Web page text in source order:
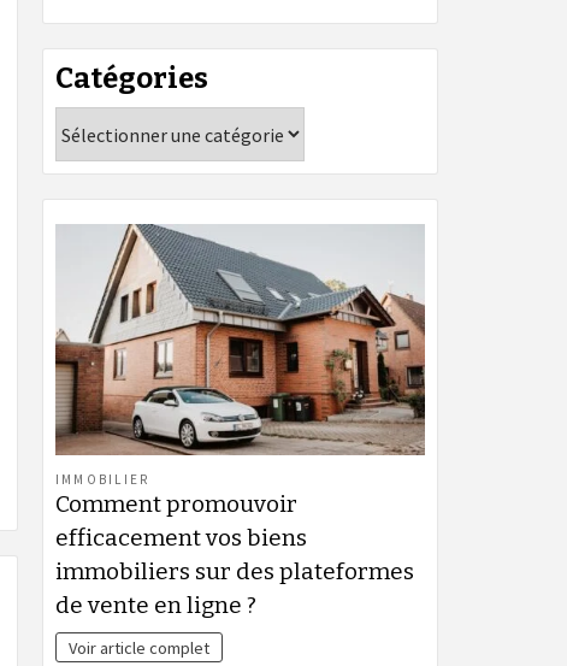
Catégories
IMMOBILIER
Comment promouvoir
efficacement vos biens
immobiliers sur des plateformes
de vente en ligne ?
Voir article complet